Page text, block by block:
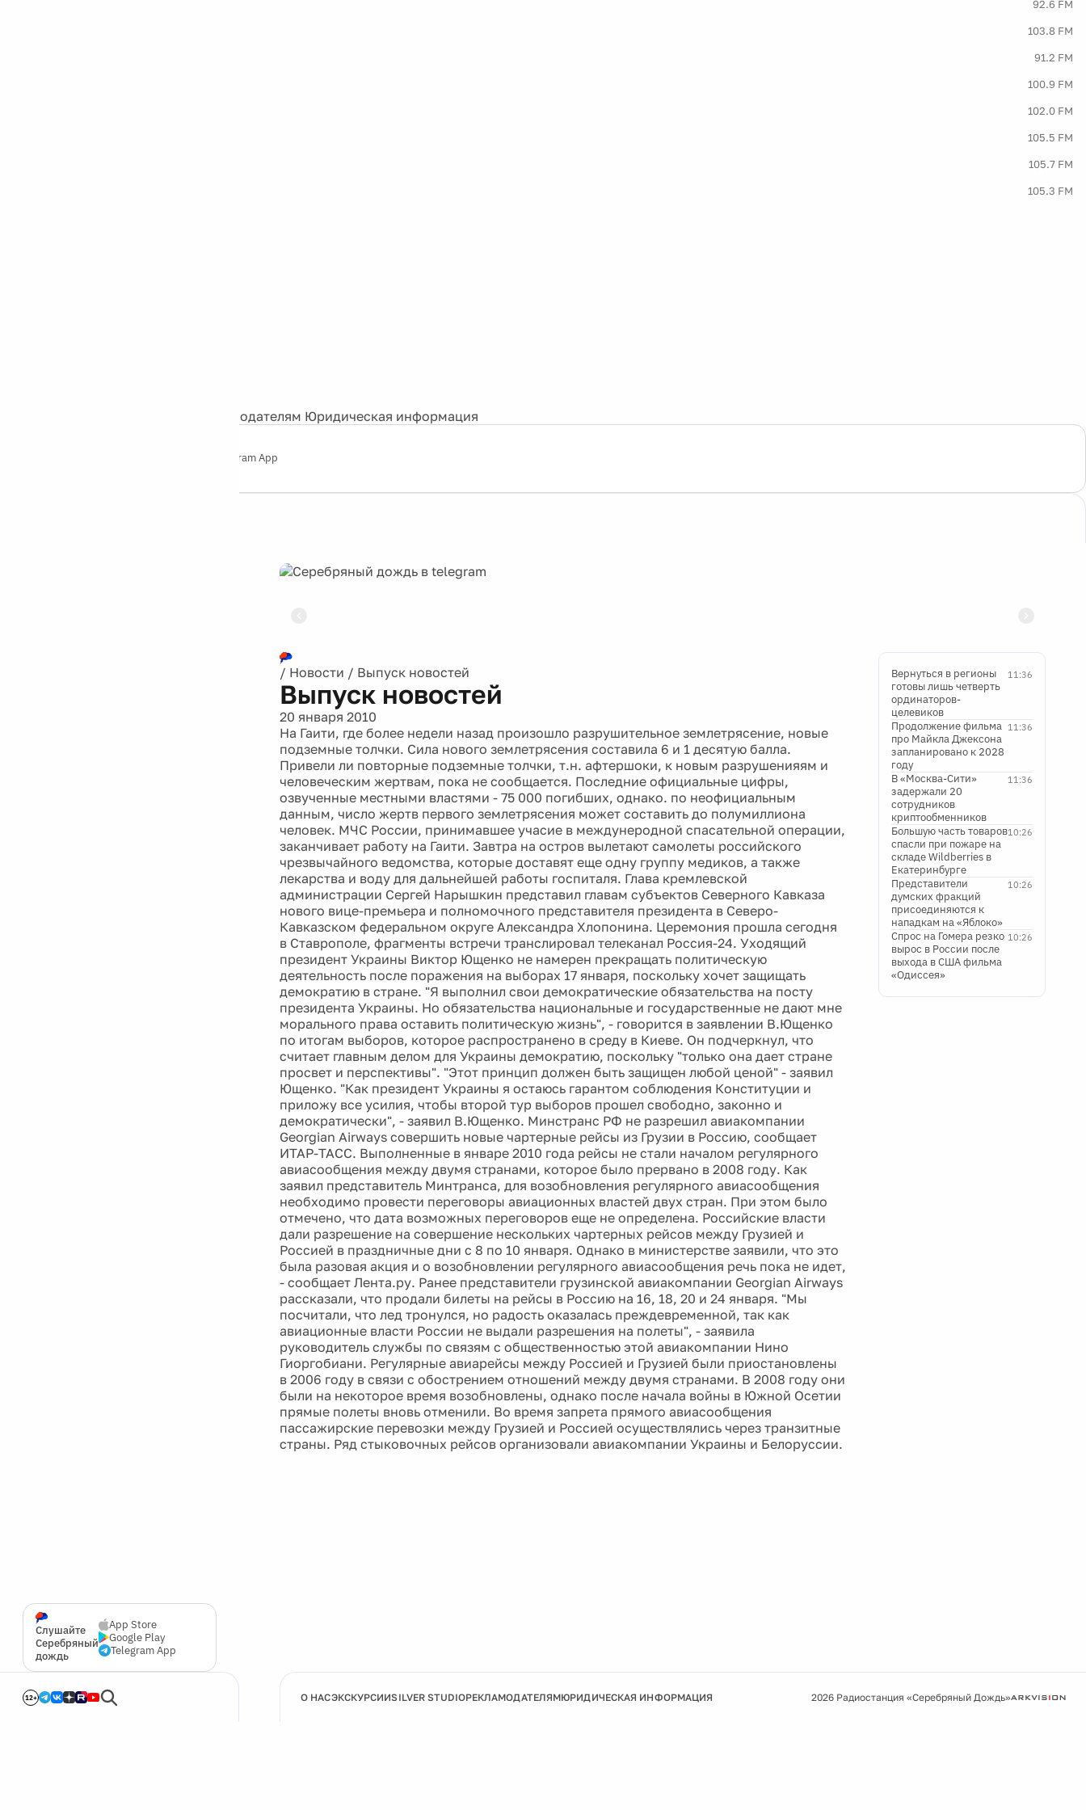
92.6 FM
103.8 FM
91.2 FM
100.9 FM
102.0 FM
105.5 FM
105.7 FM
105.3 FM
Рекламодателям Юридическая информация
Telegram App
Слушайте
Серебряный
дождь
App Store
Google Play
Telegram App
12+
/ Новости / Выпуск новостей
Выпуск новостей
20 января 2010
На Гаити, где более недели назад произошло разрушительное землетрясение, новые
подземные толчки. Сила нового землетрясения составила 6 и 1 десятую балла.
Привели ли повторные подземные толчки, т.н. афтершоки, к новым разрушенияям и
человеческим жертвам, пока не сообщается. Последние официальные цифры,
озвученные местными властями - 75 000 погибших, однако. по неофициальным
данным, число жертв первого землетрясения может составить до полумиллиона
человек. МЧС России, принимавшее учасие в междунеродной спасательной операции,
заканчивает работу на Гаити. Завтра на остров вылетают самолеты российского
чрезвычайного ведомства, которые доставят еще одну группу медиков, а также
лекарства и воду для дальнейшей работы госпиталя. Глава кремлевской
администрации Сергей Нарышкин представил главам субъектов Северного Кавказа
нового вице-премьера и полномочного представителя президента в Северо-
Кавказском федеральном округе Александра Хлопонина. Церемония прошла сегодня
в Ставрополе, фрагменты встречи транслировал телеканал Россия-24. Уходящий
президент Украины Виктор Ющенко не намерен прекращать политическую
деятельность после поражения на выборах 17 января, поскольку хочет защищать
демократию в стране. "Я выполнил свои демократические обязательства на посту
президента Украины. Но обязательства национальные и государственные не дают мне
морального права оставить политическую жизнь", - говорится в заявлении В.Ющенко
по итогам выборов, которое распространено в среду в Киеве. Он подчеркнул, что
считает главным делом для Украины демократию, поскольку "только она дает стране
просвет и перспективы". "Этот принцип должен быть защищен любой ценой" - заявил
Ющенко. "Как президент Украины я остаюсь гарантом соблюдения Конституции и
приложу все усилия, чтобы второй тур выборов прошел свободно, законно и
демократически", - заявил В.Ющенко. Минстранс РФ не разрешил авиакомпании
Georgian Airways совершить новые чартерные рейсы из Грузии в Россию, сообщает
ИТАР-ТАСС. Выполненные в январе 2010 года рейсы не стали началом регулярного
авиасообщения между двумя странами, которое было прервано в 2008 году. Как
заявил представитель Минтранса, для возобновления регулярного авиасообщения
необходимо провести переговоры авиационных властей двух стран. При этом было
отмечено, что дата возможных переговоров еще не определена. Российские власти
дали разрешение на совершение нескольких чартерных рейсов между Грузией и
Россией в праздничные дни с 8 по 10 января. Однако в министерстве заявили, что это
была разовая акция и о возобновлении регулярного авиасообщения речь пока не идет,
- сообщает Лента.ру. Ранее представители грузинской авиакомпании Georgian Airways
рассказали, что продали билеты на рейсы в Россию на 16, 18, 20 и 24 января. "Мы
посчитали, что лед тронулся, но радость оказалась преждевременной, так как
авиационные власти России не выдали разрешения на полеты", - заявила
руководитель службы по связям с общественностью этой авиакомпании Нино
Гиоргобиани. Регулярные авиарейсы между Россией и Грузией были приостановлены
в 2006 году в связи с обострением отношений между двумя странами. В 2008 году они
были на некоторое время возобновлены, однако после начала войны в Южной Осетии
прямые полеты вновь отменили. Во время запрета прямого авиасообщения
пассажирские перевозки между Грузией и Россией осуществлялись через транзитные
страны. Ряд стыковочных рейсов организовали авиакомпании Украины и Белоруссии.
11:36
Вернуться в регионы
готовы лишь четверть
ординаторов-
целевиков
11:36
Продолжение фильма
про Майкла Джексона
запланировано к 2028
году
11:36
В «Москва-Сити»
задержали 20
сотрудников
криптообменников
10:26
Большую часть товаров
спасли при пожаре на
складе Wildberries в
Екатеринбурге
10:26
Представители
думских фракций
присоединяются к
нападкам на «Яблоко»
10:26
Спрос на Гомера резко
вырос в России после
выхода в США фильма
«Одиссея»
О НАСЭКСКУРСИИSILVER STUDIOРЕКЛАМОДАТЕЛЯМЮРИДИЧЕСКАЯ ИНФОРМАЦИЯ 2026 Радиостанция «Серебряный Дождь»